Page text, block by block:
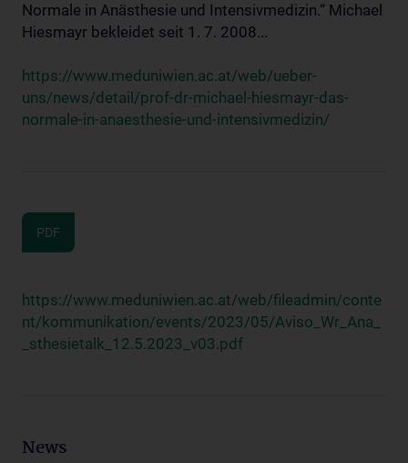
Normale in Anästhesie und Intensivmedizin.“ Michael
Hiesmayr bekleidet seit 1. 7. 2008...
https://www.meduniwien.ac.at/web/ueber-
uns/news/detail/prof-dr-michael-hiesmayr-das-
normale-in-anaesthesie-und-intensivmedizin/
PDF
https://www.meduniwien.ac.at/web/fileadmin/conte
nt/kommunikation/events/2023/05/Aviso_Wr_Ana_
_sthesietalk_12.5.2023_v03.pdf
News